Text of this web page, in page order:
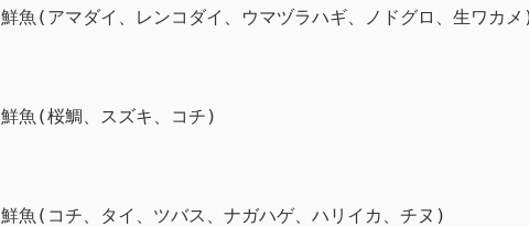
鮮魚(アマダイ、レンコダイ、ウマヅラハギ、ノドグロ、生ワカ
鮮魚(桜鯛、スズキ、コチ)
鮮魚(コチ、タイ、ツバス、ナガハゲ、ハリイカ、チヌ)